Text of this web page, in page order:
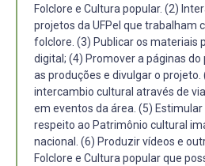
Folclore e Cultura popular. (2)
projetos da UFPel que trabalham
folclore. (3) Publicar os materiais
digital; (4) Promover a páginas
as produções e divulgar o projeto.
intercambio cultural através de
em eventos da área. (5)
respeito ao Patrimônio cultural
nacional. (6) Produzir vídeos e
Folclore e Cultura popular que